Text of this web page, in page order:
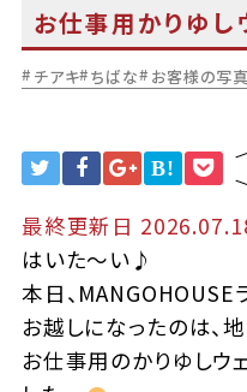
お仕事用かりゆし
チアキ ちばな お客様の写
B!
最終更新日
はいた～い♪
本日、MANGOHOUSE
お越しになったのは、
お仕事用のかりゆしウ